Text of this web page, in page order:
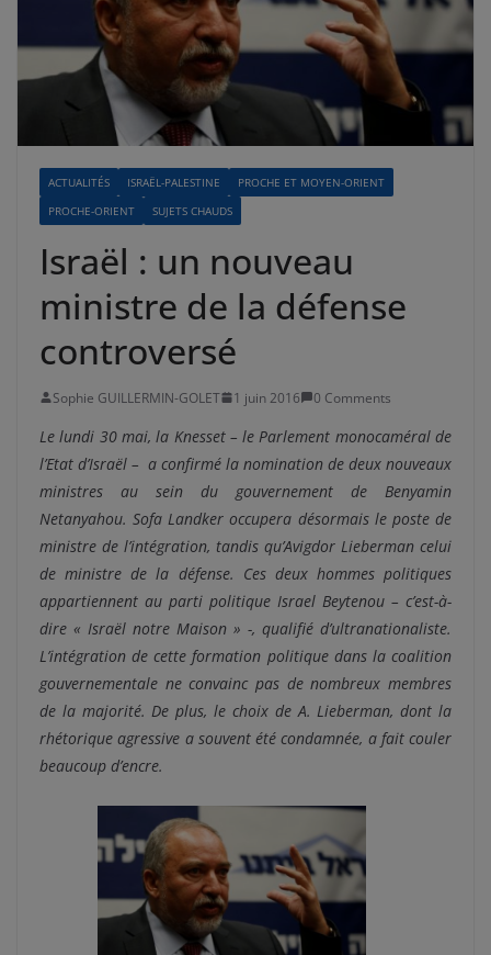
ACTUALITÉS ISRAËL-PALESTINE
PROCHE ET MOYEN-ORIENT
PROCHE-ORIENT
SUJETS CHAUDS
Israël : un nouveau
ministre de la défense
controversé
Sophie GUILLERMIN-GOLET 1 juin 2016 0 Comments
Le lundi 30 mai, la Knesset – le Parlement monocaméral de
l’Etat d’Israël – a confirmé la nomination de deux nouveaux
ministres au sein du gouvernement de Benyamin
Netanyahou. Sofa Landker occupera désormais le poste de
ministre de l’intégration, tandis qu’Avigdor Lieberman celui
de ministre de la défense. Ces deux hommes politiques
appartiennent au parti politique Israel Beytenou – c’est-à-
dire « Israël notre Maison » -, qualifié d’ultranationaliste.
L’intégration de cette formation politique dans la coalition
gouvernementale ne convainc pas de nombreux membres
de la majorité. De plus, le choix de A. Lieberman, dont la
rhétorique agressive a souvent été condamnée, a fait couler
beaucoup d’encre.